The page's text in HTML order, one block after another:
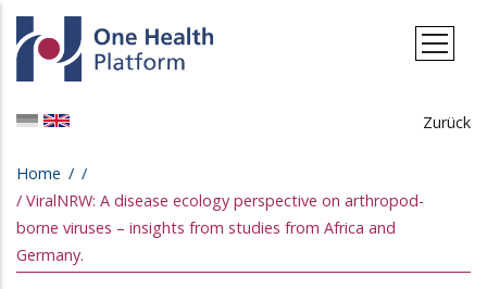
Skip to main content
Zurück
Breadcrumb
Home
ViralNRW: A disease ecology perspective on arthropod-
borne viruses – insights from studies from Africa and
Germany.